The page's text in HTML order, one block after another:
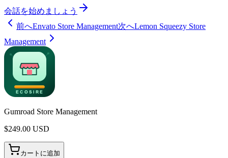
会話を始めましょう
前へEnvato Store Management次へLemon Squeezy Store
Management
Gumroad Store Management
$249.00 USD
カートに追加